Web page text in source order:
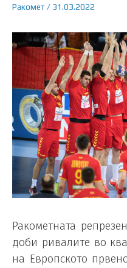
Ракомет/ 31.03.2022
Ракометната
доби ривалите во
на Европското